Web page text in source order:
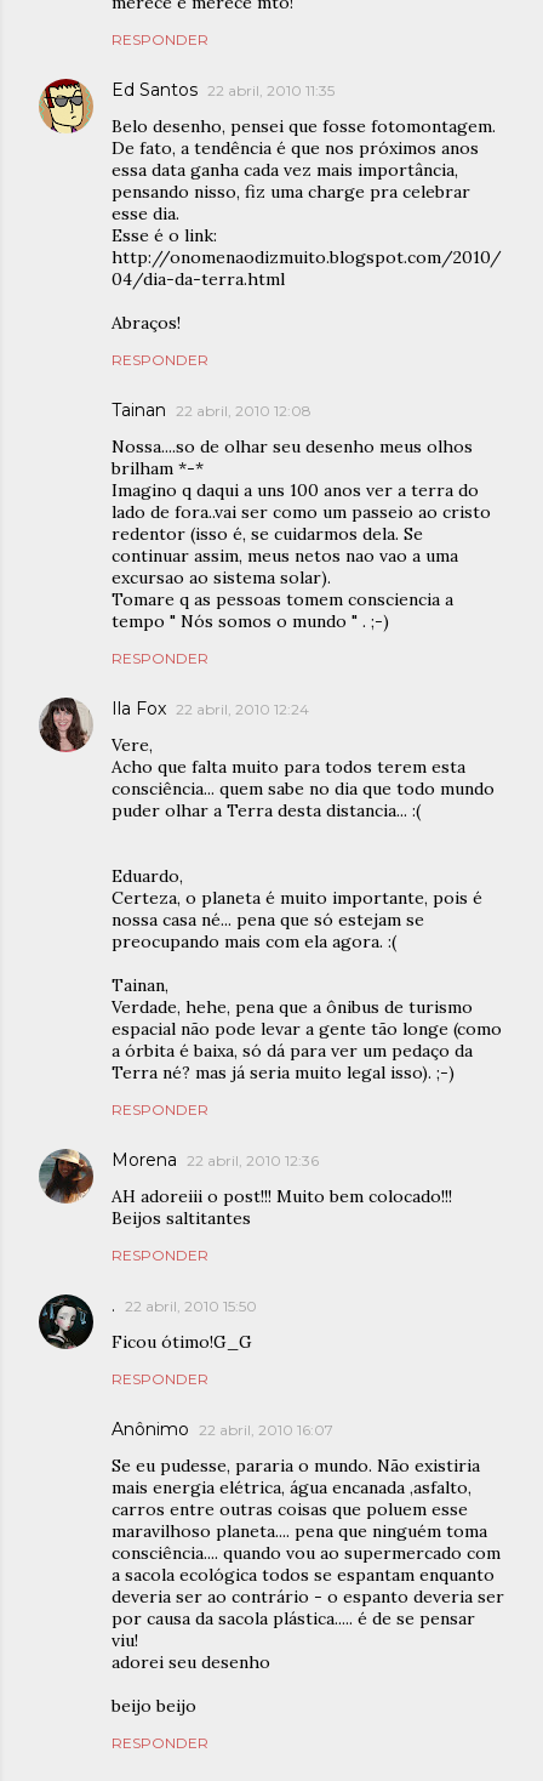
RESPONDER
Ed Santos 22 abril, 2010 11:35
Belo desenho, pensei que fosse fotomontagem.
De fato, a tendência é que nos próximos anos
essa data ganha cada vez mais importância,
pensando nisso, fiz uma charge pra celebrar
esse dia.
Esse é o link:
http://onomenaodizmuito.blogspot.com/2010/
04/dia-da-terra.html
Abraços!
RESPONDER
Tainan 22 abril, 2010 12:08
Nossa....so de olhar seu desenho meus olhos
brilham *-*
Imagino q daqui a uns 100 anos ver a terra do
lado de fora..vai ser como um passeio ao cristo
redentor (isso é, se cuidarmos dela. Se
continuar assim, meus netos nao vao a uma
excursao ao sistema solar).
Tomare q as pessoas tomem consciencia a
tempo " Nós somos o mundo " . ;-)
RESPONDER
Ila Fox 22 abril, 2010 12:24
Vere,
Acho que falta muito para todos terem esta
consciência... quem sabe no dia que todo mundo
puder olhar a Terra desta distancia... :(
Eduardo,
Certeza, o planeta é muito importante, pois é
nossa casa né... pena que só estejam se
preocupando mais com ela agora. :(
Tainan,
Verdade, hehe, pena que a ônibus de turismo
espacial não pode levar a gente tão longe (como
a órbita é baixa, só dá para ver um pedaço da
Terra né? mas já seria muito legal isso). ;-)
RESPONDER
Morena 22 abril, 2010 12:36
AH adoreiii o post!!! Muito bem colocado!!!
Beijos saltitantes
RESPONDER
. 22 abril, 2010 15:50
Ficou ótimo!G_G
RESPONDER
Anônimo 22 abril, 2010 16:07
Se eu pudesse, pararia o mundo. Não existiria
mais energia elétrica, água encanada ,asfalto,
carros entre outras coisas que poluem esse
maravilhoso planeta.... pena que ninguém toma
consciência.... quando vou ao supermercado com
a sacola ecológica todos se espantam enquanto
deveria ser ao contrário - o espanto deveria ser
por causa da sacola plástica..... é de se pensar
viu!
adorei seu desenho
beijo beijo
RESPONDER